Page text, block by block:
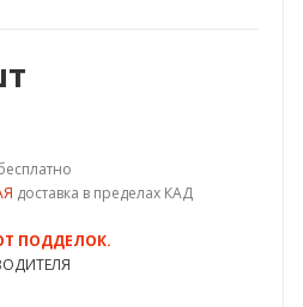
доставка в пределах КАД
ПОДДЕЛОК.